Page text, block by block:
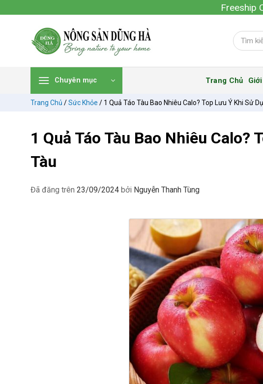
đến
Freeship
Chuyên mục Trang Chủ
Trang Chủ /Sức Khỏe / 1 Quả Táo Tàu Bao Nhiêu Calo? Top Lưu Ý Khi Sử
1 Quả Táo Tàu Bao Nhiêu Calo?
Tàu
Đã đăng trên 23/09/2024 bởi Nguyễn Thanh Tùng